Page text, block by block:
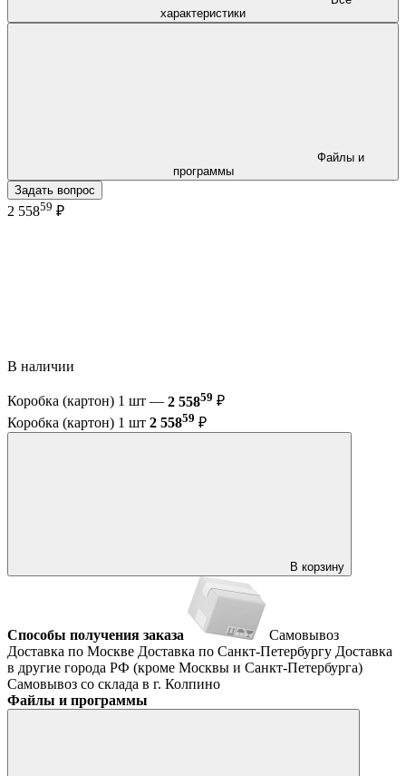
характеристики
программы
Задать вопрос
2 55859 ₽
В наличии
Коробка (картон) 1 шт — 2 55859 ₽
Коробка (картон) 1 шт 2 55859 ₽
В корзину
Способы получения заказа
Самовывоз
Доставка по Москве Доставка по Санкт-Петербургу Доставка
в другие города РФ (кроме Москвы и Санкт-Петербурга)
Самовывоз со склада в г. Колпино
Файлы и программы